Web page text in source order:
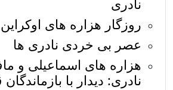
نادری
روزگار هزاره های اوکراین
عصر بی خردی نادری ها
هزاره های اسماعیلی و
نادری: دیدار با بازماندگان